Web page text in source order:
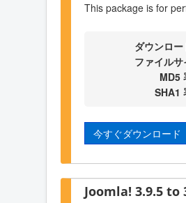
This package is for
ダウンロー
ファイルサ
MD5
SHA1
今すぐダウンロード
Joomla! 3.9.5 to